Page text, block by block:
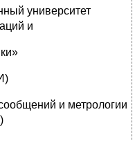
университет
и
и метрологии